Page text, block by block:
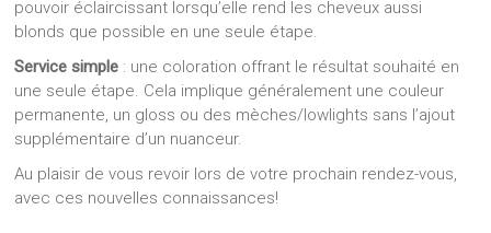
pouvoir éclaircissant lorsqu’elle rend les cheveux aussi
blonds que possible en une seule étape.
Service simple : une coloration offrant le résultat souhaité en
une seule étape. Cela implique généralement une couleur
permanente, un gloss ou des mèches/lowlights sans l’ajout
supplémentaire d’un nuanceur.
Au plaisir de vous revoir lors de votre prochain rendez-vous,
avec ces nouvelles connaissances!